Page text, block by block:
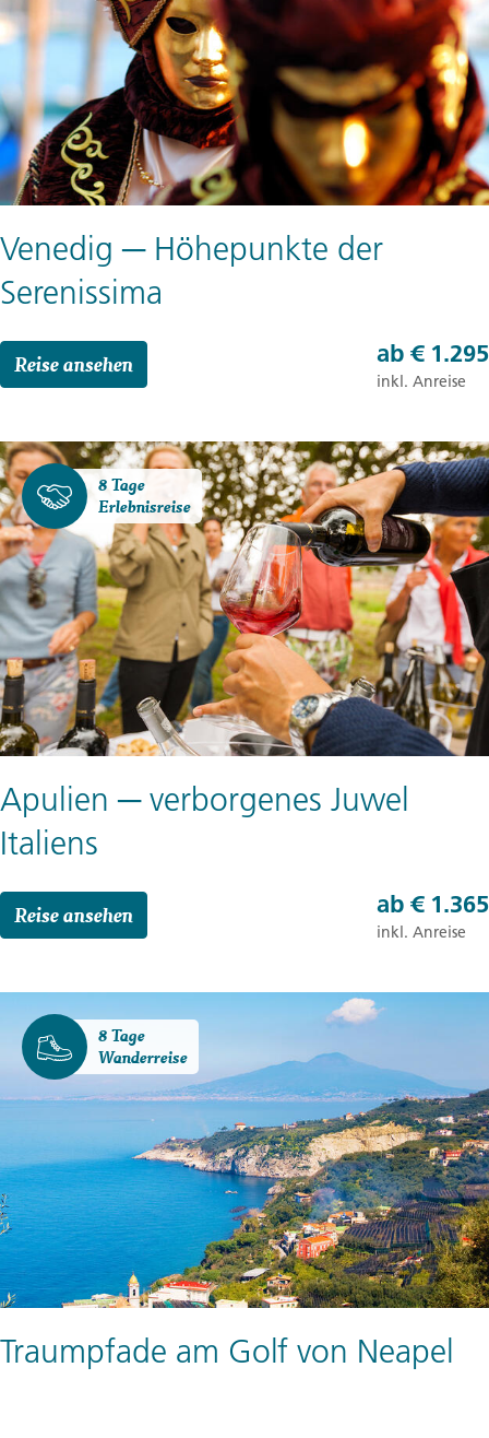
Venedig ─ Höhepunkte der
Serenissima
Reise ansehen ab € 1.295
inkl. Anreise
8 Tage
Erlebnisreise
Apulien ─ verborgenes Juwel
Italiens
Reise ansehen ab € 1.365
inkl. Anreise
8 Tage
Wanderreise
Traumpfade am Golf von Neapel